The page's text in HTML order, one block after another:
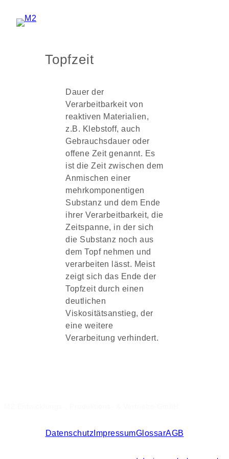
Inhalt
Topfzeit
Dauer der
Verarbeitbarkeit von
reaktiven Materialien,
z.B. Klebstoff, auch
Gebrauchsdauer oder
offene Zeit genannt. Es
ist die Zeit zwischen dem
Anmischen einer
mehrkomponentigen
Substanz und dem Ende
ihrer Verarbeitbarkeit, die
Zeitspanne, in der sich
die Substanz noch aus
dem Topf nehmen und
verarbeiten lässt. Meist
zeigt sich das Ende der
Topfzeit durch einen
deutlichen
Viskositätsanstieg, der
eine weitere
Verarbeitung verhindert.
Datenschutz ImpressumGlossarAGB